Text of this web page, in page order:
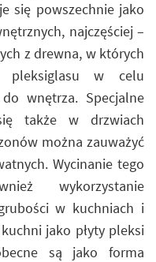
się powszechnie jako
najczęściej –
z drewna, w których
pleksiglasu w celu
wnętrza. Specjalne
także w drzwiach
można zauważyć
Wycinanie tego
wykorzystanie
w kuchniach i
jako płyty pleksi
są jako forma